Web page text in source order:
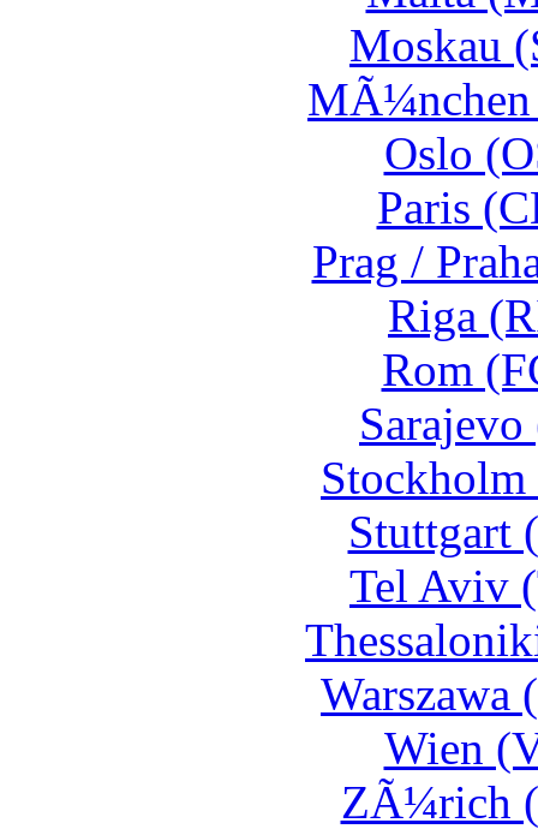
Moskau
Oslo
Paris
Prag /
Riga
Rom
Stuttgart
Tel Aviv
Warszawa
Wien
ZÃ¼rich